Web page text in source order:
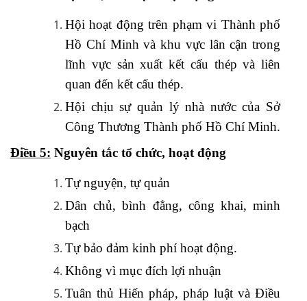
Hội hoạt động trên phạm vi Thành phố
Hồ Chí Minh và khu vực lân cận trong
lĩnh vực sản xuất kết cấu thép và liên
quan đến kết cấu thép.
Hội chịu sự quản lý nhà nước của Sở
Công Thương Thành phố Hồ Chí Minh.
Điều 5: Nguyên tắc tổ chức, hoạt động
Tự nguyện, tự quản
Dân chủ, bình đẳng, công khai, minh
bạch
Tự bảo đảm kinh phí hoạt động.
Không vì mục đích lợi nhuận
Tuân thủ Hiến pháp, pháp luật và Điều